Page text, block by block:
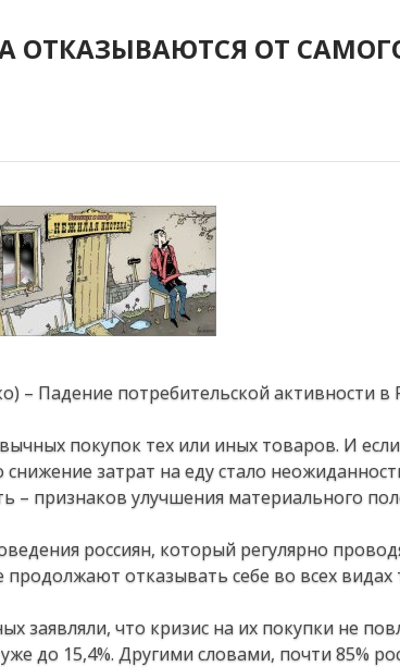
ОТКАЗЫВАЮТСЯ ОТ
– Падение потребительской активности в
покупок тех или иных товаров. И
затрат на еду стало
– признаков улучшения материального
россиян, который регулярно
отказывать себе во всех видах
заявляли, что кризис на их покупки не
до 15,4%. Другими словами, почти 85%